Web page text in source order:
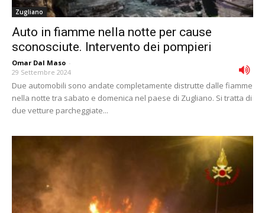
Zugliano
Auto in fiamme nella notte per cause
sconosciute. Intervento dei pompieri
Omar Dal Maso -
29 Settembre 2024
Due automobili sono andate completamente distrutte dalle fiamme
nella notte tra sabato e domenica nel paese di Zugliano. Si tratta di
due vetture parcheggiate...